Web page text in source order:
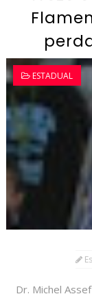
ESTADUAL
Dr. Michel